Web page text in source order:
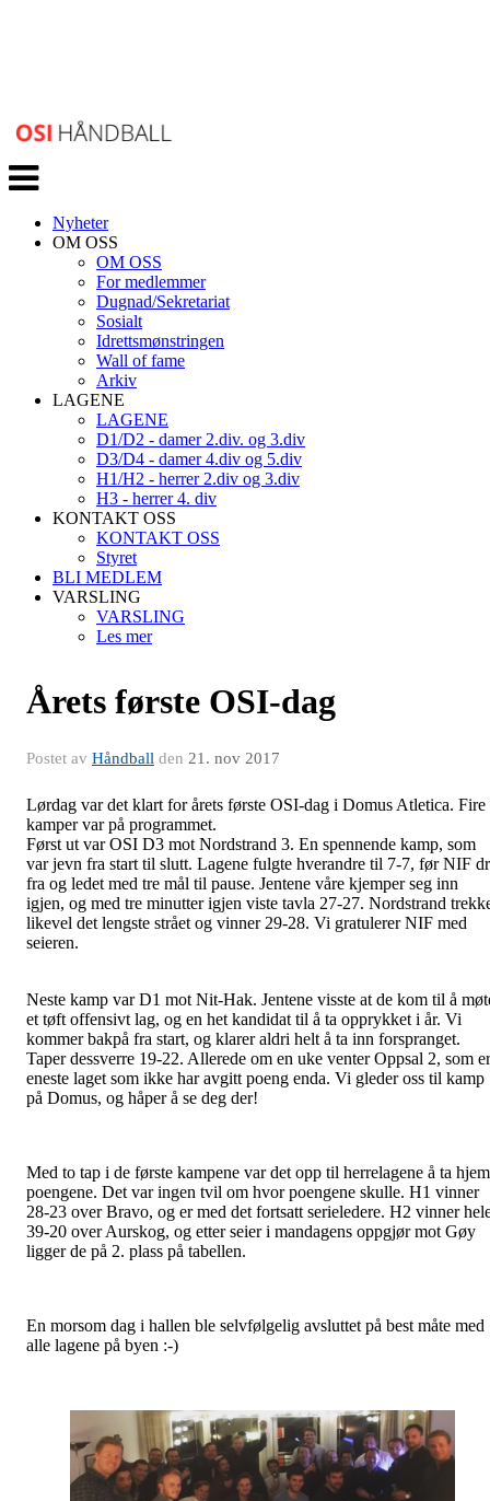
Veksle
navigasjon
Nyheter
OM OSS
OM OSS
For medlemmer
Dugnad/Sekretariat
Sosialt
Idrettsmønstringen
Wall of fame
Arkiv
LAGENE
LAGENE
D1/D2 - damer 2.div. og 3.div
D3/D4 - damer 4.div og 5.div
H1/H2 - herrer 2.div og 3.div
H3 - herrer 4. div
KONTAKT OSS
KONTAKT OSS
Styret
BLI MEDLEM
VARSLING
VARSLING
Les mer
Årets første OSI-dag
Postet av Håndball den 21. nov 2017
Lørdag var det klart for årets første OSI-dag i Domus Atletica. Fire
kamper var på programmet.
Først ut var OSI D3 mot Nordstrand 3. En spennende kamp, som
var jevn fra start til slutt. Lagene fulgte hverandre til 7-7, før NIF
fra og ledet med tre mål til pause. Jentene våre kjemper seg inn
igjen, og med tre minutter igjen viste tavla 27-27. Nordstrand
likevel det lengste strået og vinner 29-28. Vi gratulerer NIF med
seieren.
Neste kamp var D1 mot Nit-Hak. Jentene visste at de kom til å
et tøft offensivt lag, og en het kandidat til å ta opprykket i år. Vi
kommer bakpå fra start, og klarer aldri helt å ta inn forspranget.
Taper dessverre 19-22. Allerede om en uke venter Oppsal 2, som er
eneste laget som ikke har avgitt poeng enda. Vi gleder oss til kamp
på Domus, og håper å se deg der!
Med to tap i de første kampene var det opp til herrelagene å ta hjem
poengene. Det var ingen tvil om hvor poengene skulle. H1 vinner
28-23 over Bravo, og er med det fortsatt serieledere. H2 vinner
39-20 over Aurskog, og etter seier i mandagens oppgjør mot Gøy
ligger de på 2. plass på tabellen.
En morsom dag i hallen ble selvfølgelig avsluttet på best måte med
alle lagene på byen :-)